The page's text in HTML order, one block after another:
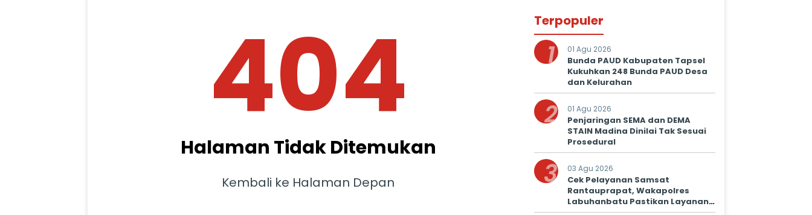
404
Halaman Tidak Ditemukan
Kembali ke Halaman Depan
Terpopuler
1 01 Agu 2026
Bunda PAUD Kabupaten Tapsel
Kukuhkan 248 Bunda PAUD Desa
dan Kelurahan
2 01 Agu 2026
Penjaringan SEMA dan DEMA
STAIN Madina Dinilai Tak Sesuai
Prosedural
3 03 Agu 2026
Cek Pelayanan Samsat
Rantauprapat, Wakapolres
Labuhanbatu Pastikan Layanan
Prima untuk Masyarakat